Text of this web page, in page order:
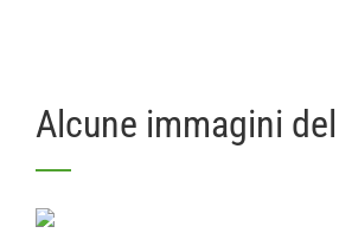
Alcune immagini